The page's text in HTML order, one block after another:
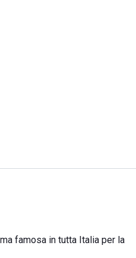
famosa in tutta Italia per la